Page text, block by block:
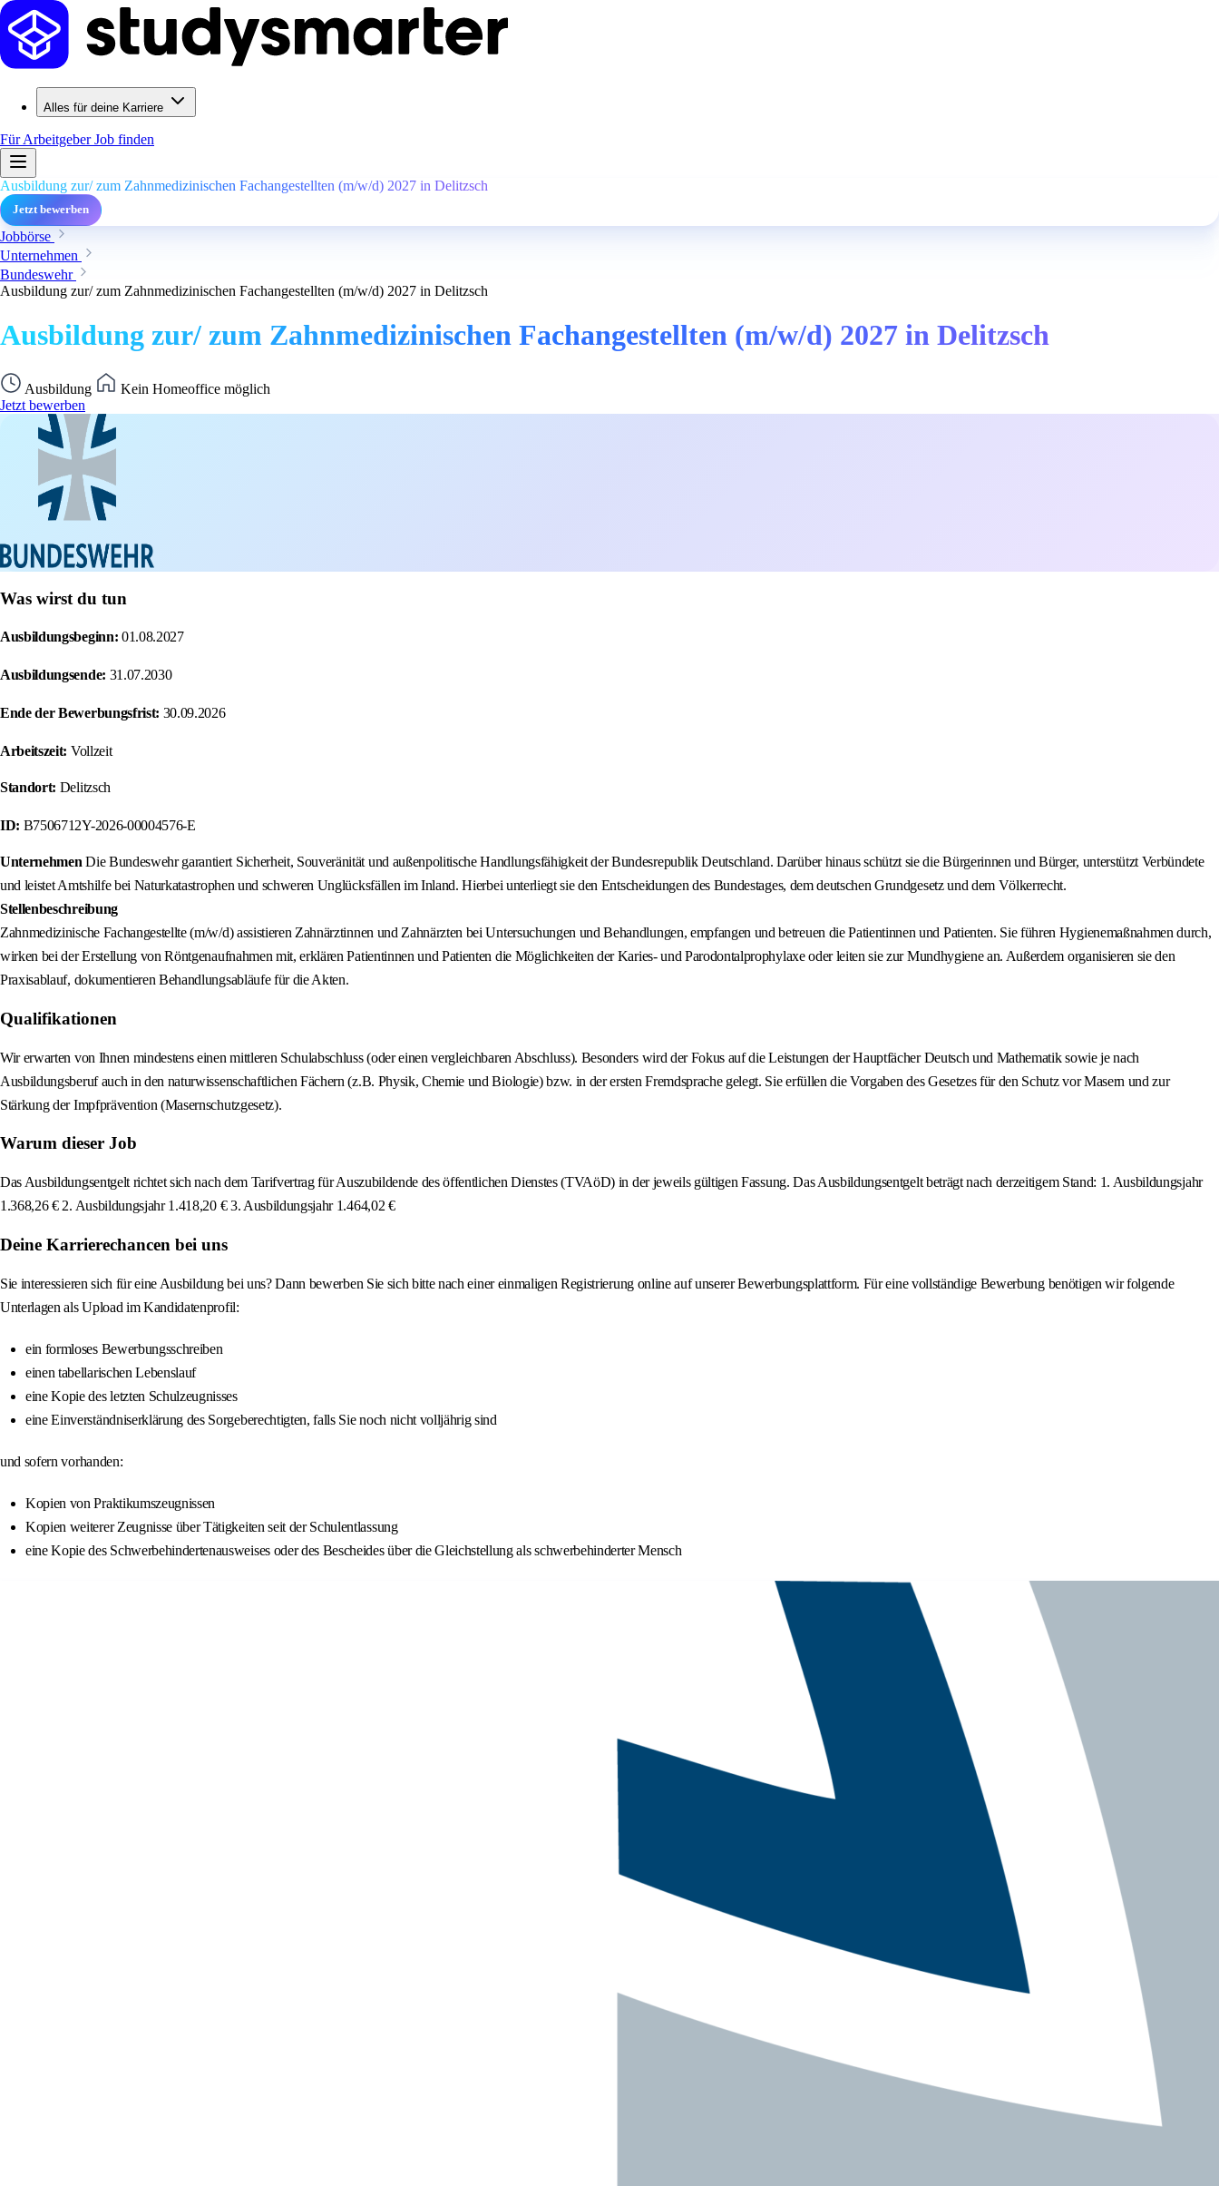
Alles für deine Karriere
Für ArbeitgeberJob finden
Ausbildung zur/ zum Zahnmedizinischen Fachangestellten (m/w/d) 2027 in Delitzsch
Jetzt bewerben
Jobbörse
Unternehmen
Bundeswehr
Ausbildung zur/ zum Zahnmedizinischen Fachangestellten (m/w/d) 2027 in Delitzsch
Ausbildung zur/ zum Zahnmedizinischen Fachangestellten (m/w/d) 2027 in Delitzsch
Ausbildung
Kein Homeoffice möglich
Jetzt bewerben
Was wirst du tun
Ausbildungsbeginn: 01.08.2027
Ausbildungsende: 31.07.2030
Ende der Bewerbungsfrist: 30.09.2026
Arbeitszeit: Vollzeit
Standort: Delitzsch
ID: B7506712Y-2026-00004576-E
UnternehmenDie Bundeswehr garantiert Sicherheit, Souveränität und außenpolitische Handlungsfähigkeit der Bundesrepublik Deutschland. Darüber hinaus schützt sie die Bürgerinnen und Bürger, unterstützt Verbündete
und leistet Amtshilfe bei Naturkatastrophen und schweren Unglücksfällen im Inland. Hierbei unterliegt sie den Entscheidungen des Bundestages, dem deutschen Grundgesetz und dem Völkerrecht.
Stellenbeschreibung
Zahnmedizinische Fachangestellte (m/w/d) assistieren Zahnärztinnen und Zahnärzten bei Untersuchungen und Behandlungen, empfangen und betreuen die Patientinnen und Patienten. Sie führen Hygienemaßnahmen durch,
wirken bei der Erstellung von Röntgenaufnahmen mit, erklären Patientinnen und Patienten die Möglichkeiten der Karies- und Parodontalprophylaxe oder leiten sie zur Mundhygiene an. Außerdem organisieren sie den
Praxisablauf, dokumentieren Behandlungsabläufe für die Akten.
Qualifikationen
Wir erwarten von Ihnen mindestens einen mittleren Schulabschluss (oder einen vergleichbaren Abschluss). Besonders wird der Fokus auf die Leistungen der Hauptfächer Deutsch und Mathematik sowie je nach
Ausbildungsberuf auch in den naturwissenschaftlichen Fächern (z.B. Physik, Chemie und Biologie) bzw. in der ersten Fremdsprache gelegt. Sie erfüllen die Vorgaben des Gesetzes für den Schutz vor Masern und zur
Stärkung der Impfprävention (Masernschutzgesetz).
Warum dieser Job
Das Ausbildungsentgelt richtet sich nach dem Tarifvertrag für Auszubildende des öffentlichen Dienstes (TVAöD) in der jeweils gültigen Fassung. Das Ausbildungsentgelt beträgt nach derzeitigem Stand: 1. Ausbildungsjahr
1.368,26 € 2. Ausbildungsjahr 1.418,20 € 3. Ausbildungsjahr 1.464,02 €
Deine Karrierechancen bei uns
Sie interessieren sich für eine Ausbildung bei uns? Dann bewerben Sie sich bitte nach einer einmaligen Registrierung online auf unserer Bewerbungsplattform. Für eine vollständige Bewerbung benötigen wir folgende
Unterlagen als Upload im Kandidatenprofil:
ein formloses Bewerbungsschreiben
einen tabellarischen Lebenslauf
eine Kopie des letzten Schulzeugnisses
eine Einverständniserklärung des Sorgeberechtigten, falls Sie noch nicht volljährig sind
und sofern vorhanden:
Kopien von Praktikumszeugnissen
Kopien weiterer Zeugnisse über Tätigkeiten seit der Schulentlassung
eine Kopie des Schwerbehindertenausweises oder des Bescheides über die Gleichstellung als schwerbehinderter Mensch